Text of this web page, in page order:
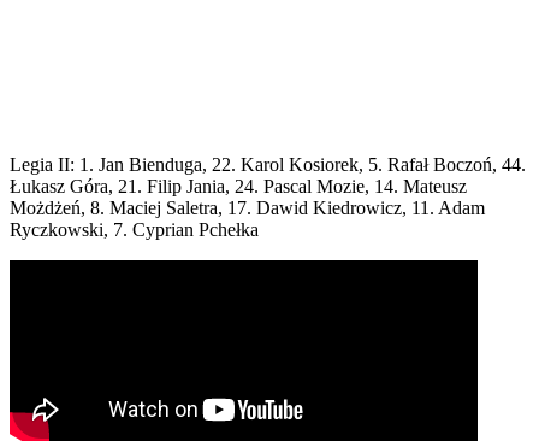
Legia II: 1. Jan Bienduga, 22. Karol Kosiorek, 5. Rafał Boczoń, 44.
Łukasz Góra, 21. Filip Jania, 24. Pascal Mozie, 14. Mateusz
Możdżeń, 8. Maciej Saletra, 17. Dawid Kiedrowicz, 11. Adam
Ryczkowski, 7. Cyprian Pchełka